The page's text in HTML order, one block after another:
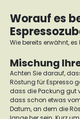
Worauf es
Wie bereits erwähnt,
Mischung
Achten Sie darauf,
Röstung für Espresso
dass die Packung gut
dass schon etwas
Datum, an dem die